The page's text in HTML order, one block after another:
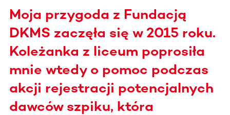
Moja przygoda z Fundacją
DKMS zaczęła się w 2015 roku.
Koleżanka z liceum poprosiła
mnie wtedy o pomoc podczas
akcji rejestracji potencjalnych
dawców szpiku, która